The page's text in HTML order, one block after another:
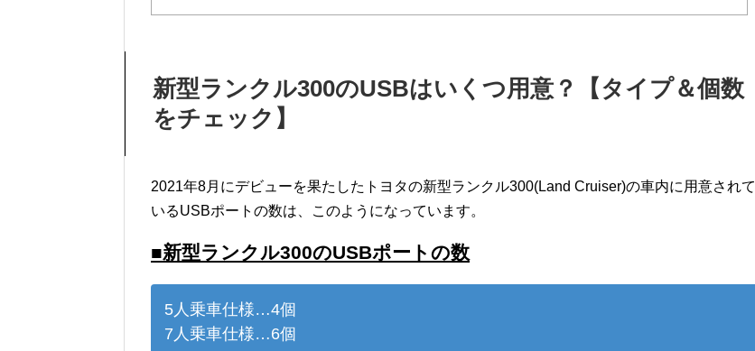
新型ランクル300のUSBはいくつ用意？【タイプ＆個数
をチェック】
2021年8月にデビューを果たしたトヨタの新型ランクル300(Land Cruiser)の車内に用意されて
いるUSBポートの数は、このようになっています。
■新型ランクル300のUSBポートの数
5人乗車仕様…4個
7人乗車仕様…6個